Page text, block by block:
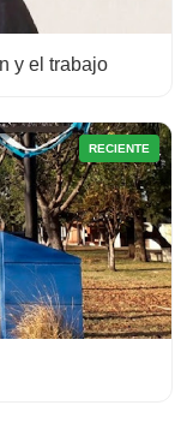
y el trabajo
RECIENTE